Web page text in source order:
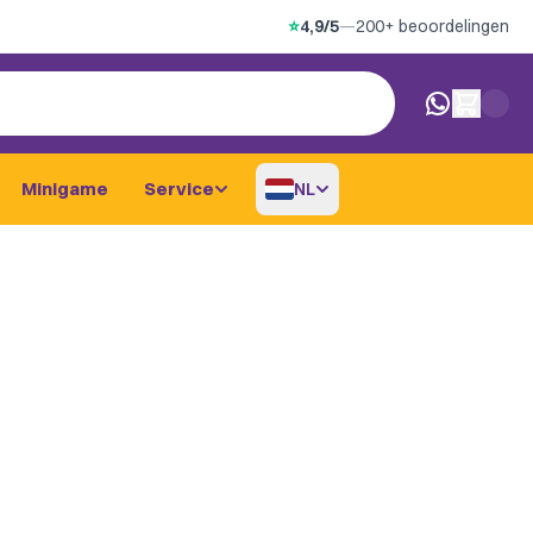
⭐4,9/5—200+ beoordelingen
0 artikelen
Minigame Service NL